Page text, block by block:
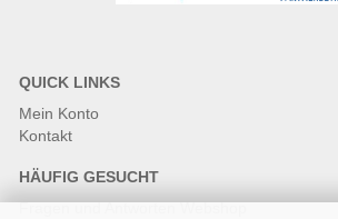
QUICK LINKS
Mein Konto
Kontakt
HÄUFIG GESUCHT
Fragen und Antworten Webshop